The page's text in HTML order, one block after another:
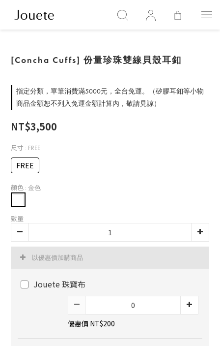
[Concha Cuffs] 份量珍珠雙線貝殼耳釦
指定分類，單筆消費滿5000元，全台免運。（矽膠耳釦等小物
商品金額恕不列入免運金額計算內，敬請見諒）
NT$3,500
尺寸 : FREE
FREE
顏色 : 金色
數量
以優惠價加購商品
Jouete 珠寶布
優惠價 NT$200